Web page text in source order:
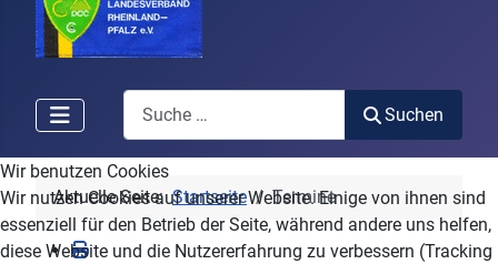
Search
Suchen
Aktuelle Seite:Startseite Termine
Wir benutzen Cookies
Wir nutzen Cookies auf unserer Website. Einige von ihnen sind
essenziell für den Betrieb der Seite, während andere uns helfen,
diese Website und die Nutzererfahrung zu verbessern (Tracking